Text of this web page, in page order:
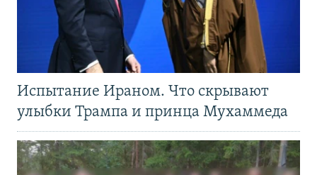
Испытание Ираном. Что скрывают
улыбки Трампа и принца Мухаммеда